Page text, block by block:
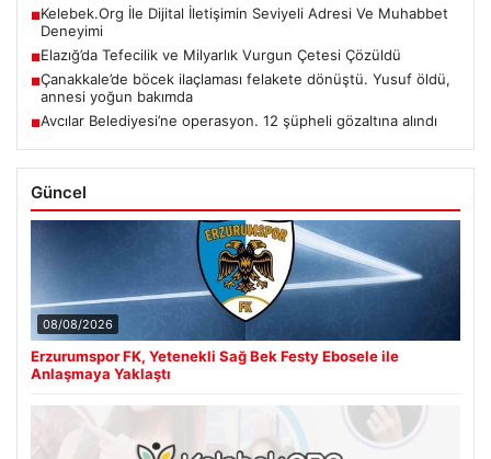
■Kelebek.Org İle Dijital İletişimin Seviyeli Adresi Ve Muhabbet
Deneyimi
■Elazığ’da Tefecilik ve Milyarlık Vurgun Çetesi Çözüldü
■Çanakkale’de böcek ilaçlaması felakete dönüştü. Yusuf öldü,
annesi yoğun bakımda
■Avcılar Belediyesi’ne operasyon. 12 şüpheli gözaltına alındı
Güncel
08/08/2026
Erzurumspor FK, Yetenekli Sağ Bek Festy Ebosele ile
Anlaşmaya Yaklaştı